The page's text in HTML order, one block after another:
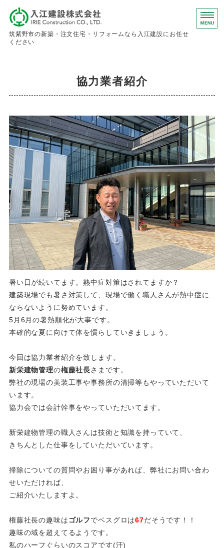
入江建設株
筑紫野市の新築・注文住宅・リフォームなら入江建設にお任せ
ください
お問い合わせ
求人情報
協力業者紹介
暑い日が続いてます。熱中症対策はされてますか？
建築現場でも暑さ対策して、現場で働く職人さんが熱中症に
ならないように努めています。
5月6月の暑熱順化が大事です。
本確的な夏に向けて体を慣らしていきましょう。
今回は協力業者紹介を致します。
新栄建物管理の権藤社長さまです。
弊社の現場の美装工事や事務所の清掃等もやっていただいて
います。
協力会では会計幹事をやっていただいてます。
新栄建物管理の職人さんは技術と知識を持っていて、
きちんとした仕事をしていただいています。
掃除についての質問やお困り事があれば、弊社にお問い合わ
せいただければ、
ご紹介いたしますよ。
権藤社長の趣味は ゴルフでベスグロは67だそうです！！
趣味の域を超えてるようです。
私のハーフぐらいのスコアです(汗)